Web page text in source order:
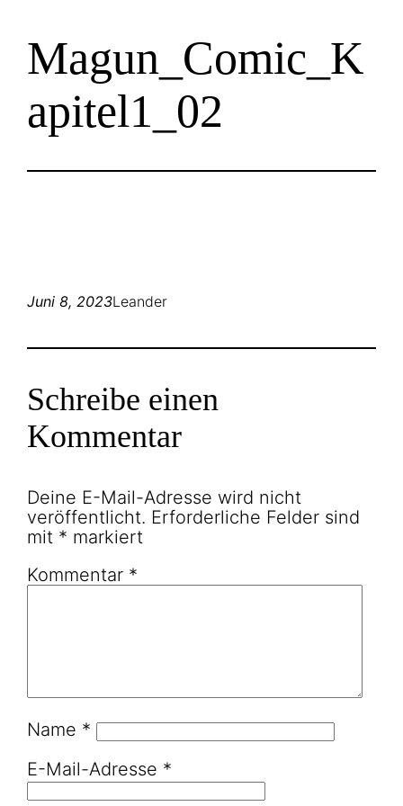
Zum
Inhalt
springen
Magun_Comic_K
apitel1_02
Juni 8, 2023Leander
Schreibe einen
Kommentar
Deine E-Mail-Adresse wird nicht
veröffentlicht. Erforderliche Felder sind
mit * markiert
Kommentar *
Name *
E-Mail-Adresse *